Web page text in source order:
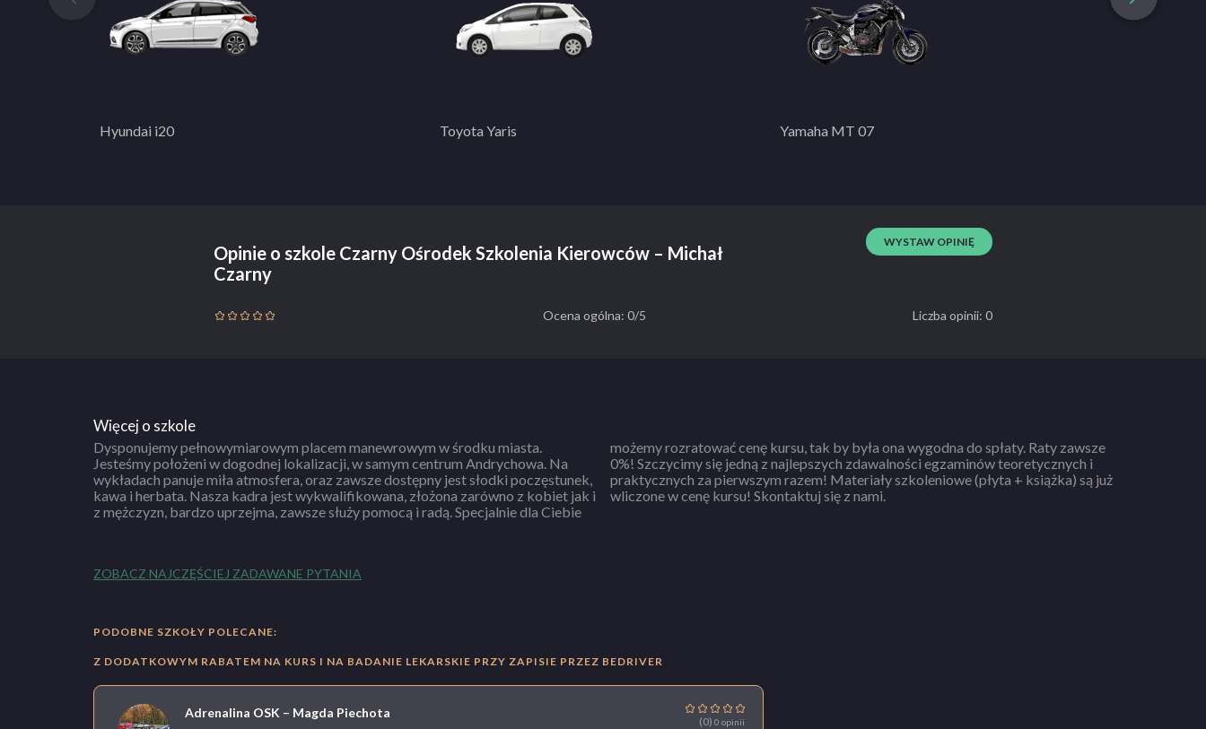
Hyundai i20 Toyota Yaris Yamaha MT 07
Opinie o szkole Czarny Ośrodek Szkolenia Kierowców – Michał
Czarny
WYSTAW OPINIĘ
Ocena ogólna: 0/5 Liczba opinii: 0
Więcej o szkole
Dysponujemy pełnowymiarowym placem manewrowym w środku miasta.
Jesteśmy położeni w dogodnej lokalizacji, w samym centrum Andrychowa. Na
wykładach panuje miła atmosfera, oraz zawsze dostępny jest słodki poczęstunek,
kawa i herbata. Nasza kadra jest wykwalifikowana, złożona zarówno z kobiet jak i
z mężczyzn, bardzo uprzejma, zawsze służy pomocą i radą. Specjalnie dla Ciebie
możemy rozratować cenę kursu, tak by była ona wygodna do spłaty. Raty zawsze
0%! Szczycimy się jedną z najlepszych zdawalności egzaminów teoretycznych i
praktycznych za pierwszym razem! Materiały szkoleniowe (płyta + książka) są już
wliczone w cenę kursu! Skontaktuj się z nami.
ZOBACZ NAJCZĘŚCIEJ ZADAWANE PYTANIA
PODOBNE SZKOŁY POLECANE:
Z DODATKOWYM RABATEM NA KURS I NA BADANIE LEKARSKIE PRZY ZAPISIE PRZEZ BEDRIVER
Adrenalina OSK – Magda Piechota
(0) 0 opinii